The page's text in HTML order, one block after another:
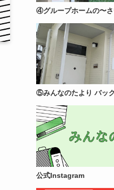
④グループホームの〜
⑤みんなのたより バッ
公式Instagram